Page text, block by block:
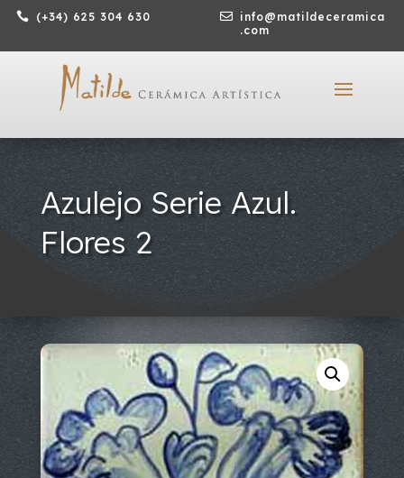
 (+34) 625 304 630 
info@matildeceramica
.com
Azulejo Serie Azul.
Flores 2